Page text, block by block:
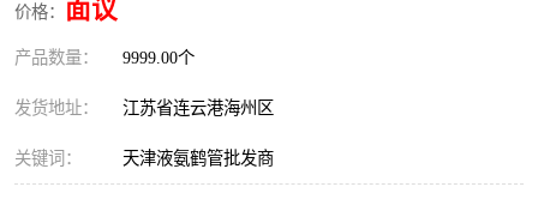
价格： 面议
产品数量： 9999.00个
发货地址： 江苏省连云港海州区
关键词： 天津液氨鹤管批发商